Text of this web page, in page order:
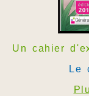
Un cahier
Le